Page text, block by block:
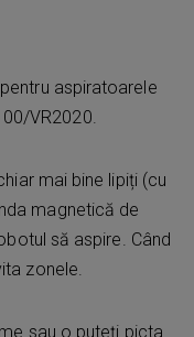
aspiratoarele
VR2020.
mai bine lipiți (cu
magnetică de
să aspire. Când
zonele.
sau o puteți picta